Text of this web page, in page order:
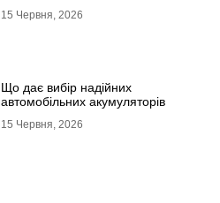
15 Червня, 2026
Що дає вибір надійних
автомобільних акумуляторів
15 Червня, 2026